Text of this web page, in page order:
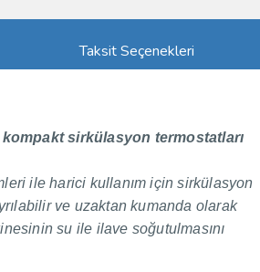
Taksit Seçenekleri
kompakt sirkülasyon termostatları
ile harici kullanım için sirkülasyon
ve uzaktan kumanda olarak
su ile ilave soğutulmasını